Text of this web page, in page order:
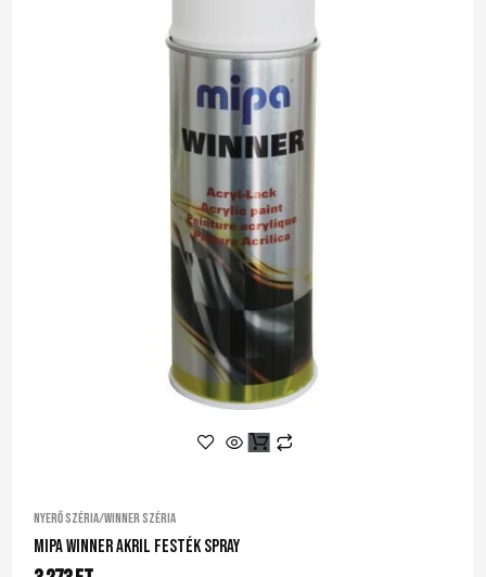
Nyerő széria/Winner széria
Mipa Winner Akril Festék Spray